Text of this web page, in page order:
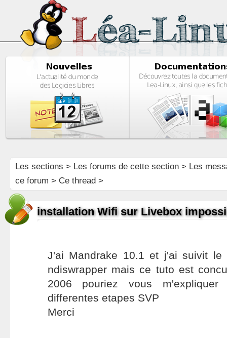
Les sections > Les forums de cette section> Les
ce forum > Ce thread >
installation Wifi sur Livebox
J'ai Mandrake 10.1 et j'ai suivit le
ndiswrapper mais ce tuto est
2006 pouriez vous m'expliquer
differentes etapes SVP
Merci